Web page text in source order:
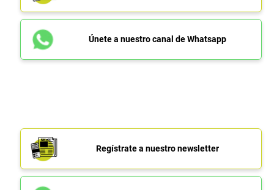
Únete a nuestro canal de Whatsapp
Regístrate a nuestro newsletter